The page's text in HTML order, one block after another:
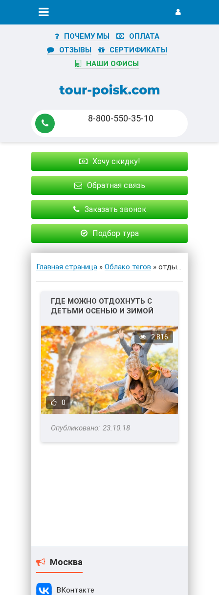
ПОЧЕМУ МЫ
ОПЛАТА
ОТЗЫВЫ
СЕРТИФИКАТЫ
НАШИ ОФИСЫ
8-800-550-35-10
Хочу скидку!
Обратная связь
Заказать звонок
Подбор тура
Главная страница » Облако тегов » отдых у реки
ГДЕ МОЖНО ОТДОХНУТЬ С
ДЕТЬМИ ОСЕНЬЮ И ЗИМОЙ
0
2 816
23.10.18
Москва
ВКонтакте